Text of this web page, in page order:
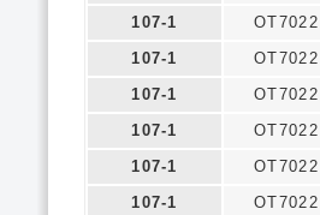
107-1
OT7022
107-1
OT7022
107-1
OT7022
107-1
OT7022
107-1
OT7022
107-1
OT7022